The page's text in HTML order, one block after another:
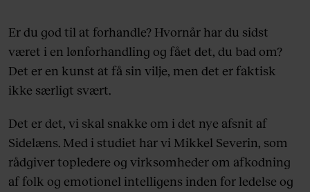
Er du god til at forhandle? Hvornår har du sidst
været i en lønforhandling og fået det, du bad om?
Det er en kunst at få sin vilje, men det er faktisk
ikke særligt svært.
Det er det, vi skal snakke om i det nye afsnit af
Sidelæns. Med i studiet har vi Mikkel Severin, som
rådgiver topledere og virksomheder om afkodning
af folk og emotionel intelligens inden for ledelse og